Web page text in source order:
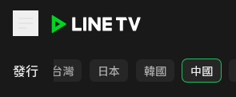
發行
全部 台灣 日本 韓國 中國